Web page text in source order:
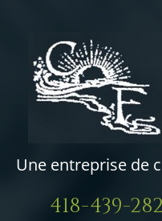
Une entreprise de
418-439-